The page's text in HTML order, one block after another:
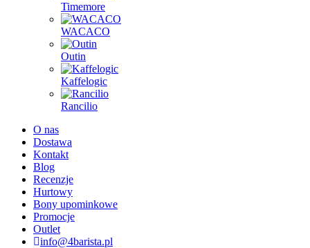
Timemore
WACACO
Outin
Kaffelogic
Rancilio
O nas
Dostawa
Kontakt
Blog
Recenzje
Hurtowy
Bony upominkowe
Promocje
Outlet
info@4barista.pl